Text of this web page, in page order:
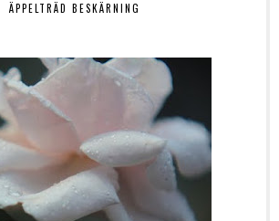
ÄPPELTRÄD BESKÄRNING